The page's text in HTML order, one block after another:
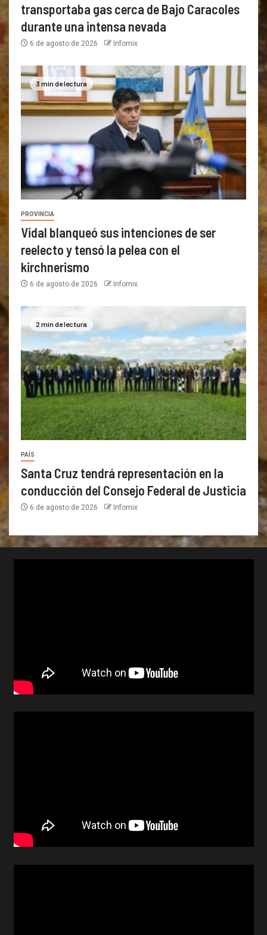
transportaba gas cerca de Bajo Caracoles
durante una intensa nevada
6 de agosto de 2026 Infomix
3 min de lectura
PROVINCIA
Vidal blanqueó sus intenciones de ser
reelecto y tensó la pelea con el
kirchnerismo
6 de agosto de 2026 Infomix
2 min de lectura
PAÍS
Santa Cruz tendrá representación en la
conducción del Consejo Federal de Justicia
6 de agosto de 2026 Infomix